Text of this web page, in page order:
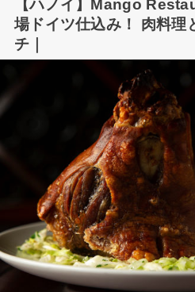
【ハノイ】Mango
場ドイツ仕込み！ 肉料理
チ｜